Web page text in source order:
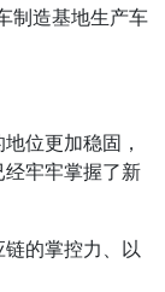
制造基地生产车
位更加稳固，
牢牢掌握了新
的掌控力、以